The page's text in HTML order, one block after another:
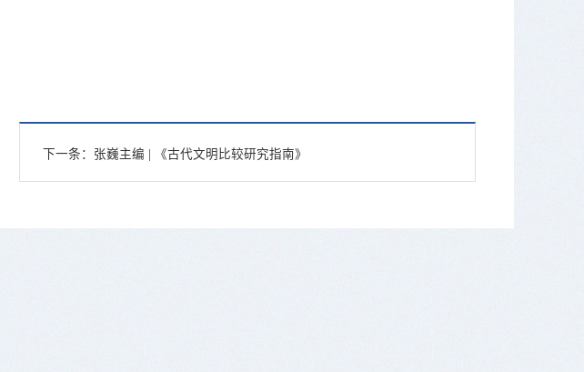
下一条： 张巍主编 | 《古代文明比较研究指南》